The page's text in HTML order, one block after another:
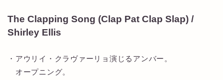
The Clapping Song (Clap Pat Clap Slap) /
Shirley Ellis
・アウリイ・クラヴァーリョ演じるアンバー。
オープニング。